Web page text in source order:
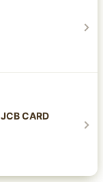
換方法によって
Payで、
いただけませ
ド差し込み、磁
還元」に加えて、
す。 「3％」の
ン-イレブンアプ
されたセブンマ
だくことで付与さ
。 ※3 商業施設
の対象とならな
物のタッチ決
引は対象外で
員コード提示によ
Vポイントへと交
※6 2025年4月1
ンでのタバコご購
加の特典（＋
本サービスや
井住友カード公
CARD